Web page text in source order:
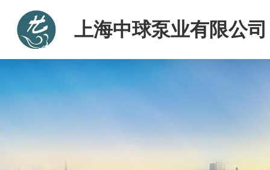
上海中球泵业有限公司